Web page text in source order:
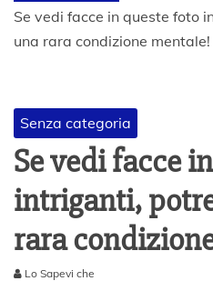
Se vedi facce in queste foto
una rara condizione mentale!
Senza categoria
Se vedi facce
intriganti,
rara
Lo Sapevi che